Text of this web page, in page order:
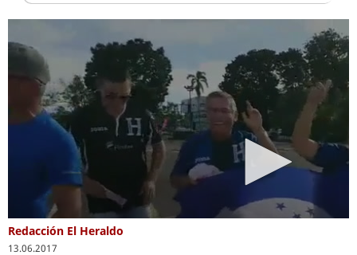
of
seconds
Redacción El Heraldo
13.06.2017